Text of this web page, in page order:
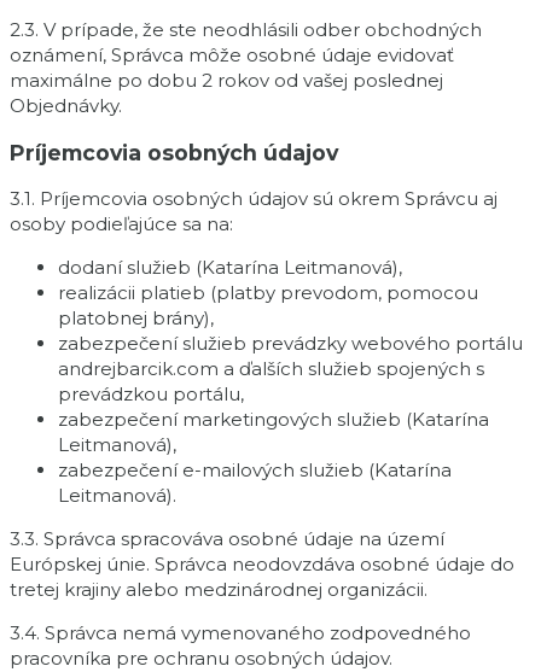
2.3. V prípade, že ste neodhlásili odber obchodných
oznámení, Správca môže osobné údaje evidovať
maximálne po dobu 2 rokov od vašej poslednej
Objednávky.
Príjemcovia osobných údajov
3.1. Príjemcovia osobných údajov sú okrem Správcu aj
osoby podieľajúce sa na:
dodaní služieb (Katarína Leitmanová),
realizácii platieb (platby prevodom, pomocou
platobnej brány),
zabezpečení služieb prevádzky webového portálu
andrejbarcik.com a ďalších služieb spojených s
prevádzkou portálu,
zabezpečení marketingových služieb (Katarína
Leitmanová),
zabezpečení e-mailových služieb (Katarína
Leitmanová).
3.3. Správca spracováva osobné údaje na území
Európskej únie. Správca neodovzdáva osobné údaje do
tretej krajiny alebo medzinárodnej organizácii.
3.4. Správca nemá vymenovaného zodpovedného
pracovníka pre ochranu osobných údajov.